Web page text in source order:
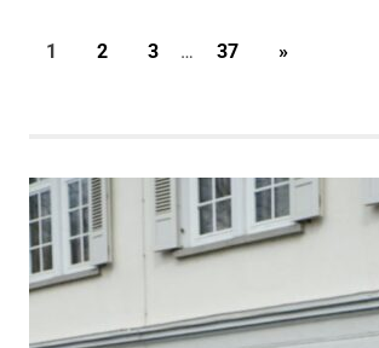
Seitennummerierung
1 2 3 … 37
NÄCHSTE
»